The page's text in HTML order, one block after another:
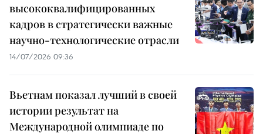
высококвалифицированных
кадров в стратегически важные
научно-технологические отрасли
14/07/2026 09:36
Вьетнам показал лучший в своей
истории результат на
Международной олимпиаде по